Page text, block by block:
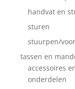
handvat en
sturen
stuurpen/
tassen en
accessoires
onderdelen